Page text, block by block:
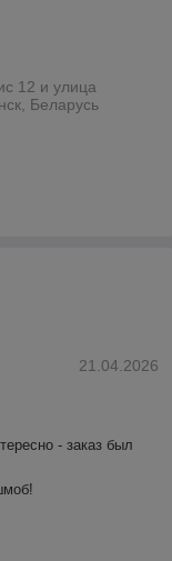
12 и улица
Беларусь
21.04.2026
- заказ был